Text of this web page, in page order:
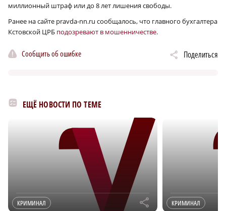
миллионный штраф или до 8 лет лишения свободы.
Ранее на сайте pravda-nn.ru сообщалось, что главного бухгалтера
Кстовской ЦРБ подозревают в мошенничестве.
Сообщить об ошибке Поделиться
ЕЩЁ НОВОСТИ ПО ТЕМЕ
КРИМИНАЛ r КРИМИНАЛ